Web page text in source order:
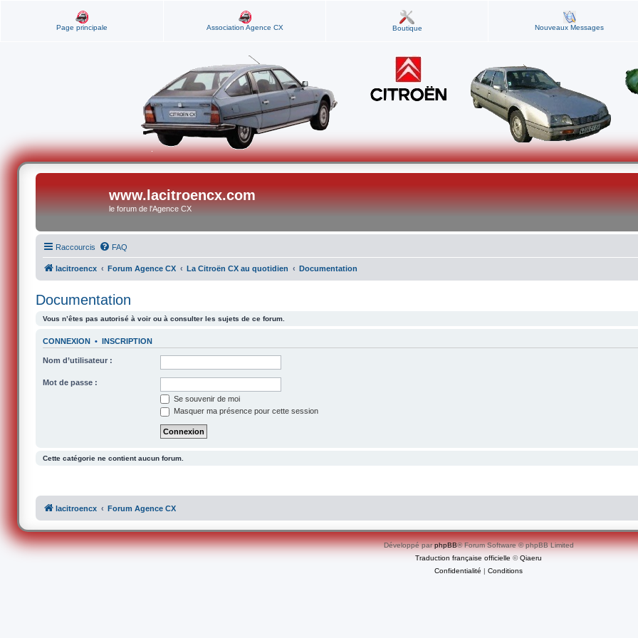
Page principale Association Agence CX Boutique Nouveaux Messages
www.lacitroencx.com
le forum de l'Agence CX
Raccourcis FAQ
lacitroencx Forum Agence CX La Citroën CX au quotidien Documentation
Documentation
Vous n’êtes pas autorisé à voir ou à consulter les sujets de ce forum.
CONNEXION • INSCRIPTION
Nom d’utilisateur :
Mot de passe :
Se souvenir de moi
Masquer ma présence pour cette session
Cette catégorie ne contient aucun forum.
lacitroencx Forum Agence CX
Développé parphpBB® Forum Software © phpBB Limited
Traduction française officielle ©Qiaeru
Confidentialité | Conditions